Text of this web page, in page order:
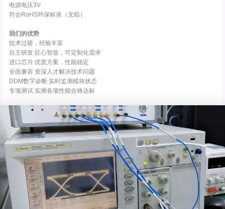
电源电压3V
符合RoHS环保标准（无铅）
我们的优势
技术过硬，经验丰富
自主研发 匠心智造，可定制化需求
进口芯片 优质方案，性能稳定
全面兼容 资深人才解决技术问题
DDM数字诊断 实时监测模块状态
专项测试 实测各项性能合格达标